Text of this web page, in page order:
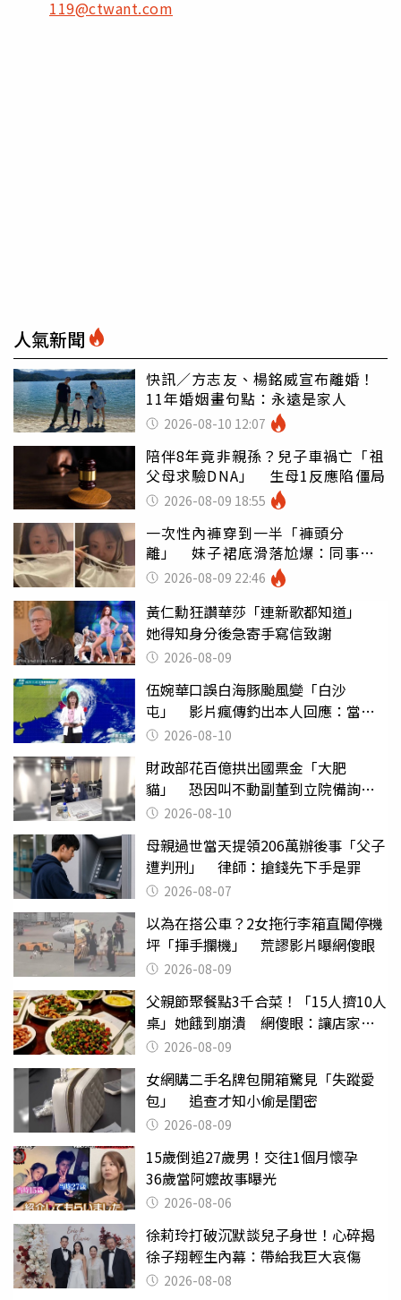
119@ctwant.com
人氣新聞
快訊／方志友、楊銘威宣布離婚！
11年婚姻畫句點：永遠是家人
2026-08-10 12:07
陪伴8年竟非親孫？兒子車禍亡「祖
父母求驗DNA」 生母1反應陷僵局
2026-08-09 18:55
一次性內褲穿到一半「褲頭分
離」 妹子裙底滑落尬爆：同事全
看光2026-08-09 22:46
黃仁勳狂讚華莎「連新歌都知道」
她得知身分後急寄手寫信致謝
2026-08-09
伍婉華口誤白海豚颱風變「白沙
屯」 影片瘋傳釣出本人回應：當下
懊惱到現在
2026-08-10
財政部花百億拱出國票金「大肥
貓」 恐因叫不動副董到立院備詢惹
議 2026-08-10
母親過世當天提領206萬辦後事「父子
遭判刑」 律師：搶錢先下手是罪
2026-08-07
以為在搭公車？2女拖行李箱直闖停機
坪「揮手攔機」 荒謬影片曝網傻眼
2026-08-09
父親節聚餐點3千合菜！「15人擠10人
桌」她餓到崩潰 網傻眼：讓店家看
笑話2026-08-09
女網購二手名牌包開箱驚見「失蹤愛
包」 追查才知小偷是閨密
2026-08-09
15歲倒追27歲男！交往1個月懷孕
36歲當阿嬤故事曝光
2026-08-06
徐莉玲打破沉默談兒子身世！心碎揭
徐子翔輕生內幕：帶給我巨大哀傷
2026-08-08